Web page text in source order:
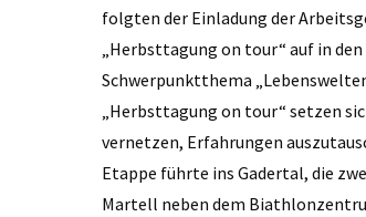
folgten der Einladung der
„Herbsttagung on tour“ auf in
Schwerpunktthema
„Herbsttagung on tour“ setzen
vernetzen, Erfahrungen
Etappe führte ins Gadertal, die
Martell neben dem